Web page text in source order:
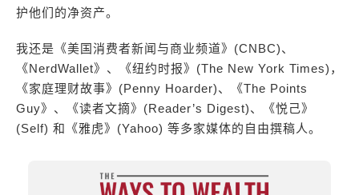
护他们的净资产。
我还是《美国消费者新闻与商业频道》(CNBC)、
《NerdWallet》、《纽约时报》(The New York Times)，
《家庭理财故事》(Penny Hoarder)、《The Points
Guy》、《读者文摘》(Reader’s Digest)、《悦己》
(Self) 和《雅虎》(Yahoo) 等多家媒体的自由撰稿人。